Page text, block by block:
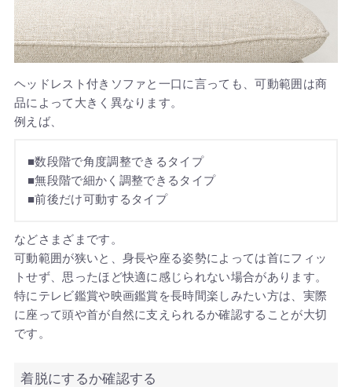
ヘッドレスト付きソファと一口に言っても、可動範囲は商
品によって大きく異なります。
例えば、
■数段階で角度調整できるタイプ
■無段階で細かく調整できるタイプ
■前後だけ可動するタイプ
などさまざまです。
可動範囲が狭いと、身長や座る姿勢によっては首にフィッ
トせず、思ったほど快適に感じられない場合があります。
特にテレビ鑑賞や映画鑑賞を長時間楽しみたい方は、実際
に座って頭や首が自然に支えられるか確認することが大切
です。
着脱にするか確認する